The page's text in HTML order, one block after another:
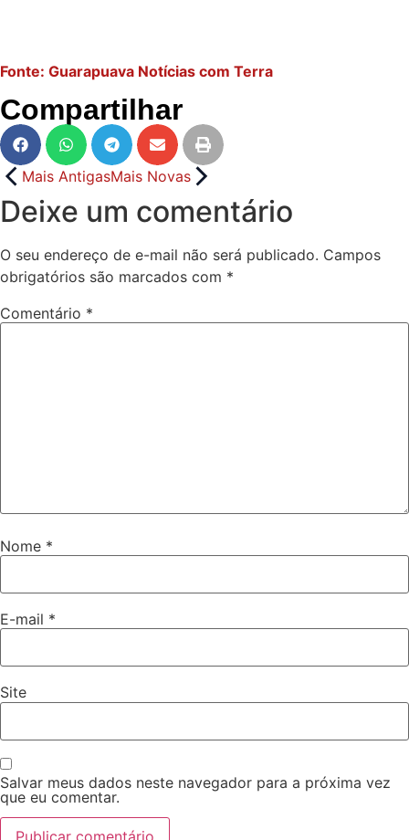
Fonte: Guarapuava Notícias com Terra
Compartilhar
Mais AntigasMais Novas
Deixe um comentário
O seu endereço de e-mail não será publicado. Campos
obrigatórios são marcados com *
Comentário *
Nome *
E-mail *
Site
Salvar meus dados neste navegador para a próxima vez
que eu comentar.